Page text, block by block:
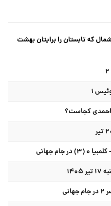
که تابستان را برایتان بهشت
احمدی کجاست؟